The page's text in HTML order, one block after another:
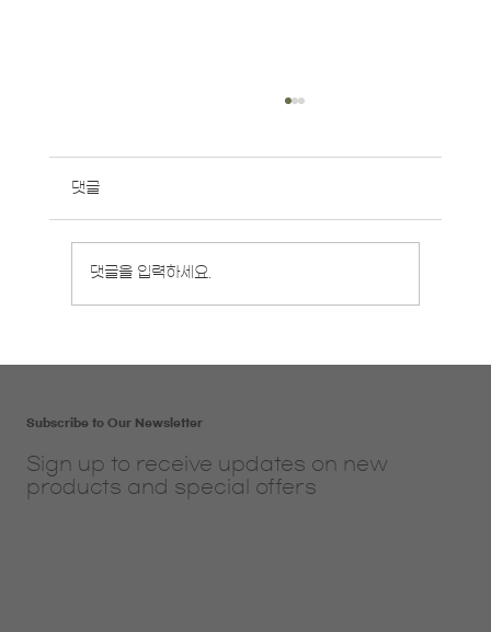
댓글
댓글을 입력하세요.
Subscribe to Our Newsletter
Sign up to receive updates on new
products and special offers